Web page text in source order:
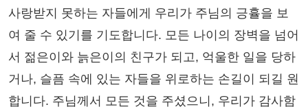
사랑받지 못하는 자들에게 우리가 주님의 긍휼을 보
여 줄 수 있기를 기도합니다. 모든 나이의 장벽을 넘어
서 젊은이와 늙은이의 친구가 되고, 억울한 일을 당하
거나, 슬픔 속에 있는 자들을 위로하는 손길이 되길 원
합니다. 주님께서 모든 것을 주셨으니, 우리가 감사함